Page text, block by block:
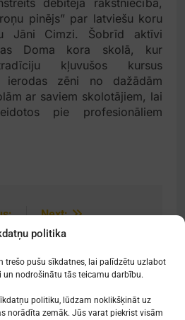
politika
trešo pušu sīkdatnes, lai palīdzētu uzlabot
nodrošinātu tās teicamu darbību.
politiku, lūdzam noklikšķināt uz
norādīta zemāk. Jūs varat piekrist visām
debitēja rakstniecībā,
pinējs” par latviešu koru
Jāni Cimzi. Šobrīd aktīvi
Doma kora skolā, kur
kļuvušos kursus
ierodas zēni no dažādām
ar saviem skolotājiem, lai
pie profesionāliem
Next:
[:lv]Audzēkņu
panākumi[:]